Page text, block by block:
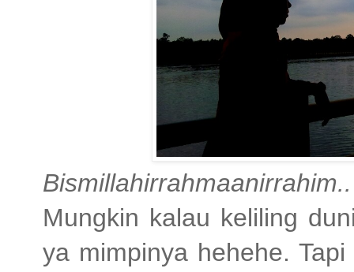
Bismillahirrahmaanirrahim..
Mungkin kalau keliling
ya mimpinya hehehe.